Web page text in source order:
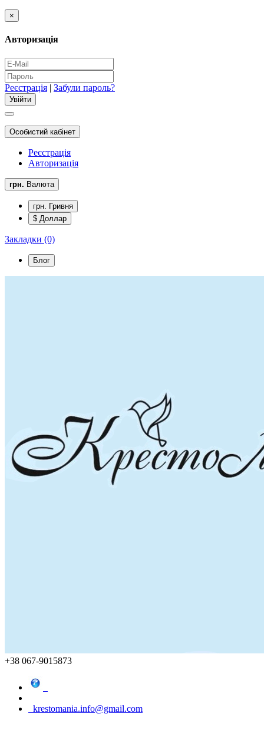
×
Авторизація
Реєстрація | Забули пароль?
Особистий кабінет
Реєстрація
Авторизація
грн. Валюта
грн. Гривня
$ Доллар
Закладки (0)
Блог
+38 067-9015873
krestomania.info@gmail.com